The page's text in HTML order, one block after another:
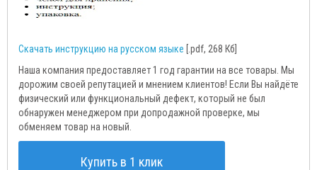
Скачать инструкцию на русском языке [.pdf, 268 Кб]
Наша компания предоставляет 1 год гарантии на все товары. Мы
дорожим своей репутацией и мнением клиентов! Если Вы найдёте
физический или функциональный дефект, который не был
обнаружен менеджером при допродажной проверке, мы
обменяем товар на новый.
Купить в 1 клик